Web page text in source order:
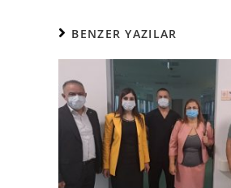
BENZER YAZILAR